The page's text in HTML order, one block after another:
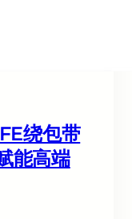
绕包带
能高端